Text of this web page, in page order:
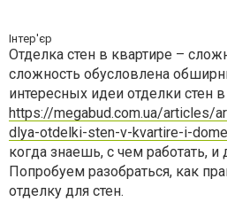
Інтер'єр
Отделка стен в квартире –
сложность обусловлена
интересных идеи отделки стен
https://megabud.com.ua/articles/
dlya-otdelki-sten-v-kvartire-i-
когда знаешь, с чем работать, и
Попробуем разобраться, как
отделку для стен.